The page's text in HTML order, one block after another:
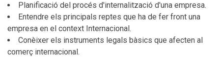
Planificació del procés d'internalització d'una empresa.
Entendre els principals reptes que ha de fer front una
empresa en el context Internacional.
Conèixer els instruments legals bàsics que afecten al
comerç internacional.